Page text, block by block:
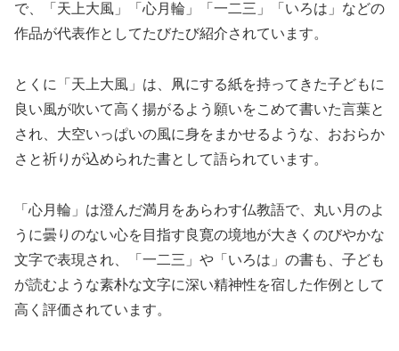
で、「天上大風」「心月輪」「一二三」「いろは」などの
作品が代表作としてたびたび紹介されています。
とくに「天上大風」は、凧にする紙を持ってきた子どもに
良い風が吹いて高く揚がるよう願いをこめて書いた言葉と
され、大空いっぱいの風に身をまかせるような、おおらか
さと祈りが込められた書として語られています。
「心月輪」は澄んだ満月をあらわす仏教語で、丸い月のよ
うに曇りのない心を目指す良寛の境地が大きくのびやかな
文字で表現され、「一二三」や「いろは」の書も、子ども
が読むような素朴な文字に深い精神性を宿した作例として
高く評価されています。